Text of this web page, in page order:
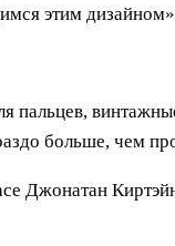
этим
пальцев,
больше, чем
Джонатан